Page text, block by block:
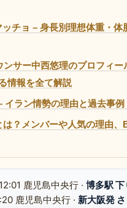
チョ – 身長別理想体重・体
ンサー中西悠理のプロフィ
情報を全て解説
イラン情勢の理由と過去事
？メンバーや人気の理由
12:01 鹿児島中央行 · 博多駅
鹿児島中央行 · 新大阪発